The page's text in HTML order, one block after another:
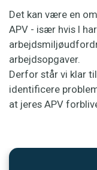
Det kan være en
APV - især hvis I
arbejdsopgaver.
Derfor står vi klar
identificere
at jeres APV